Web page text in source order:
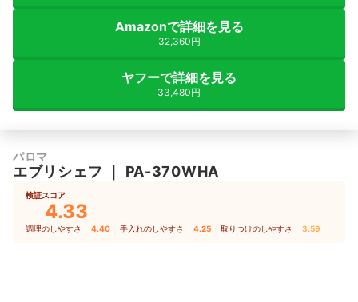
Amazonで詳細を見る
32,360円
ヤフーで詳細を見る
33,480円
パロマ
エブリシェフ ｜ PA-370WHA
検証スコア
4.33
調理のしやすさ 4.40 手入れのしやすさ 4.25 取りつけのしやすさ 3.59